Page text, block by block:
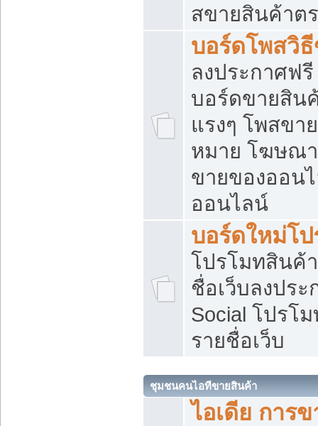
สขายสินค้าต
บอร์ดโพสวิ
ลงประกาศฟรี
บอร์ดขายสิน
แรงๆ โพสขา
หมาย โฆษณ
ขายของออน
ออนไลน์
บอร์ดใหม่โ
โปรโมทสินค้
ชื่อเว็บลงปร
Social โปรโ
รายชื่อเว็บ
ชุมชนคนไอทีขายสินค้า
ไอเดีย การ